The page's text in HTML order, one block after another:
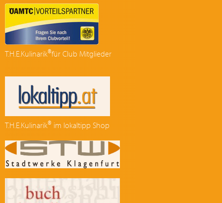
T.H.E.Kulinarik®für Club Mitglieder
T.H.E.Kulinarik® im lokaltipp Shop